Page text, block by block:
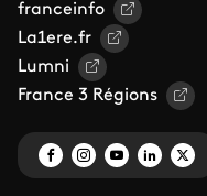
franceinfo
La1ere.fr
Lumni
France 3 Régions